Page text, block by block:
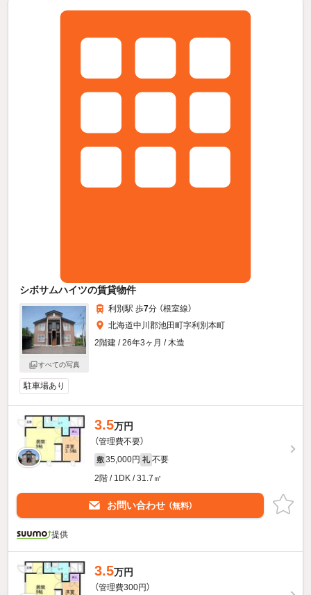
シボサムハイツの賃貸物件
すべての写真
利別駅 歩7分 （根室線）
北海道中川郡池田町字利別本町
2階建 / 26年3ヶ月 / 木造
駐車場あり
3.5万円
（管理費不要）
敷 35,000円 礼 不要
2階 / 1DK / 31.7㎡
お問い合わせ （無料）
提供
3.5万円
（管理費300円）